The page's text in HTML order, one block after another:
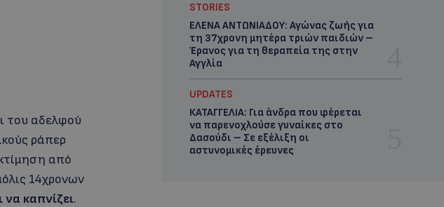
του αδελφού
ράπερ
από
14χρονων
καπνίζει.
STORIES
ΕΛΕΝΑ ΑΝΤΩΝΙΑΔΟΥ: Αγώνας ζωής για
τη 37χρονη μητέρα τριών παιδιών –
Έρανος για τη θεραπεία της στην
Αγγλία
UPDATES
ΚΑΤΑΓΓΕΛΙΑ: Για άνδρα που φέρεται
να παρενοχλούσε γυναίκες στο
Δασούδι – Σε εξέλιξη οι
αστυνομικές έρευνες